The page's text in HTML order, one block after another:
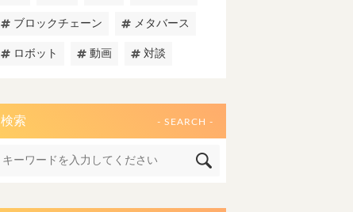
ブロックチェーン メタバース
ロボット 動画 対談
検索 - SEARCH -